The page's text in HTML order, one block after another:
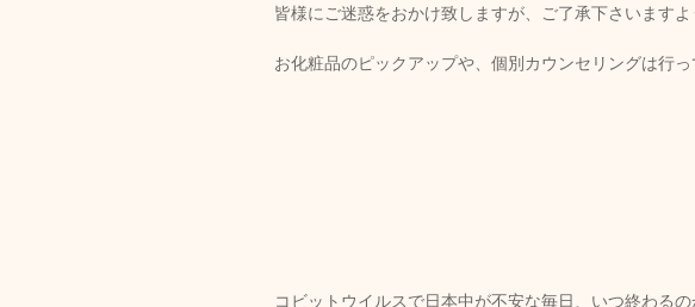
皆様にご迷惑をおかけ致しますが、ご了承下さいますよ
お化粧品のピックアップや、個別カウンセリングは行
コビットウイルスで日本中が不安な毎日、いつ終わるの